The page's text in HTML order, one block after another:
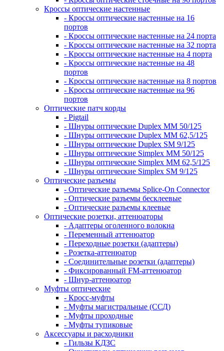
Кроссы оптические настенные
- Кроссы оптические настенные на 16
портов
- Кроссы оптические настенные на 24 порта
- Кроссы оптические настенные на 32 порта
- Кроссы оптические настенные на 4 порта
- Кроссы оптические настенные на 48
портов
- Кроссы оптические настенные на 8 портов
- Кроссы оптические настенные на 96
портов
Оптические патч корды
- Pigtail
- Шнуры оптические Duplex MM 50/125
- Шнуры оптические Duplex MM 62,5/125
- Шнуры оптические Duplex SM 9/125
- Шнуры оптические Simplex MM 50/125
- Шнуры оптические Simplex MM 62,5/125
- Шнуры оптические Simplex SM 9/125
Оптические разъемы
- Оптические разъемы Splice-On Connector
- Оптические разъемы бесклеевые
- Оптические разъемы клеевые
Оптические розетки, аттенюаторы
- Адаптеры оголенного волокна
- Переменный аттенюатор
- Переходные розетки (адаптеры)
- Розетка-аттенюатор
- Соединительные розетки (адаптеры)
- Фиксированный FM-аттенюатор
- Шнур-аттенюатор
Муфты оптические
- Кросс-муфты
- Муфты магистральные (ССД)
- Муфты проходные
- Муфты тупиковые
Аксессуары и расходники
- Гильзы КДЗС